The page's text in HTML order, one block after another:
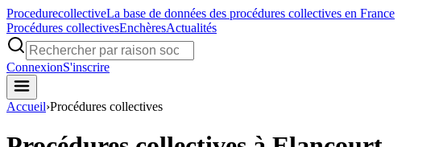
ProcedurecollectiveLa base de données des procédures collectives en France
Procédures collectivesEnchèresActualités
ConnexionS'inscrire
Accueil›Procédures collectives